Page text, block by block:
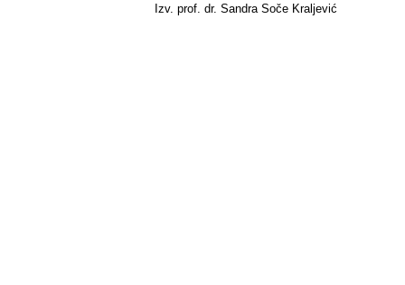
Izv. prof. dr. Sandra Soče Kraljević